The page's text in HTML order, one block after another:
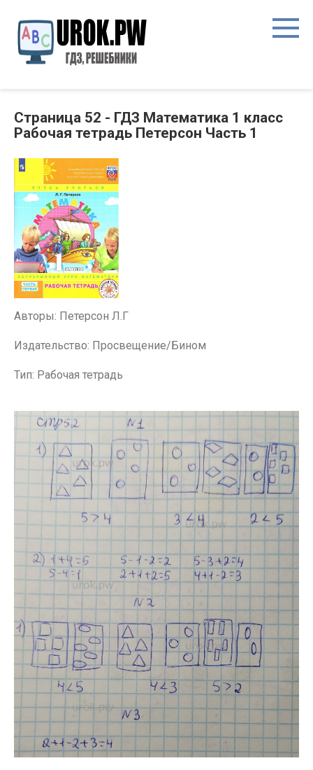
Страница 52 - ГДЗ Математика 1 класс
Рабочая тетрадь Петерсон Часть 1
Авторы: Петерсон Л.Г
Издательство: Просвещение/Бином
Тип: Рабочая тетрадь